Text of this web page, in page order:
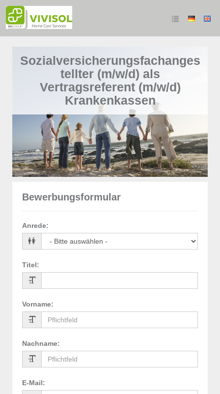
Sozialversicherungsfachanges
tellter (m/w/d) als
Vertragsreferent (m/w/d)
Krankenkassen
Bewerbungsformular
Anrede:
Titel:
Vorname:
Nachname:
E-Mail: